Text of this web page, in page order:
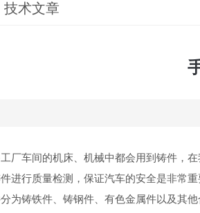
技术文章
车间的机床、机械中都会用到铸件，在
进行质量检测，保证汽车的安全是非常
铸铁件、铸钢件、有色金属件以及其他